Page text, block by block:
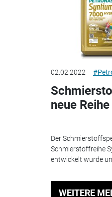
02.02.2022
neue
Der
Schmierstoffreihe
entwickelt wurde
WEITERE